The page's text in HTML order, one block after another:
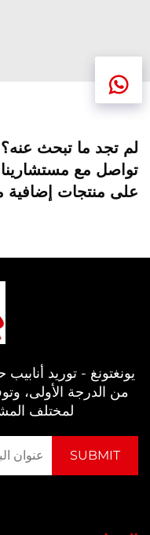
لم تجد ما تبحث عنه؟
تواصل مع
على منتجات إضافية
يونغتونغ - توريد
من الدرجة الأولى،
لمختلف